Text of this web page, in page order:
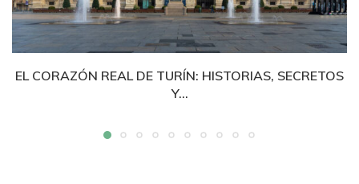
EL CORAZÓN REAL DE TURÍN: HISTORIAS, SECRETOS
Y...